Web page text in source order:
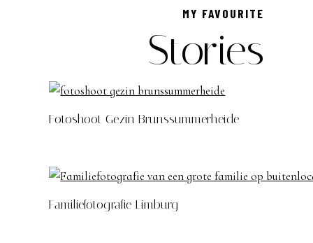
MY FAVOURITE
Stories
Fotoshoot Gezin Brunssummerheide
Familiefotografie Limburg